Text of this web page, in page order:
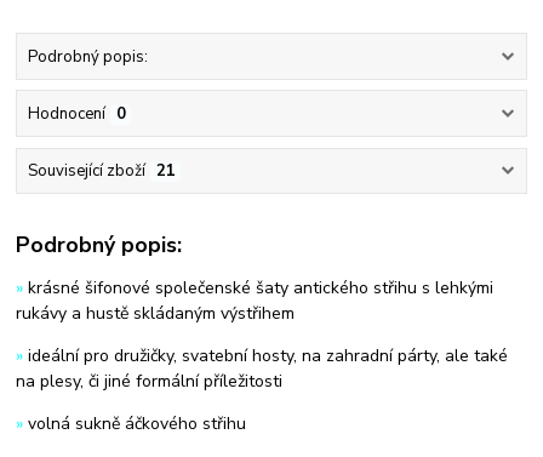
Podrobný popis:
Hodnocení 0
Související zboží 21
Podrobný popis:
» krásné šifonové společenské šaty antického střihu s lehkými
rukávy a hustě skládaným výstřihem
» ideální pro družičky, svatební hosty, na zahradní párty, ale také
na plesy, či jiné formální příležitosti
» volná sukně áčkového střihu